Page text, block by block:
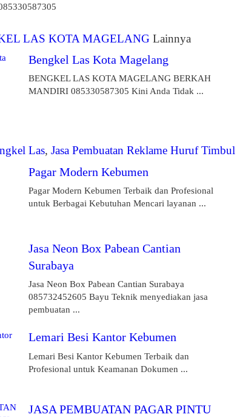
LAS KOTA MAGELANG Lainnya
Bengkel Las Kota Magelang
BENGKEL LAS KOTA MAGELANG BERKAH
MANDIRI 085330587305 Kini Anda Tidak ...
Las, Jasa Pembuatan Reklame Huruf
Pagar Modern Kebumen
Pagar Modern Kebumen Terbaik dan Profesional
untuk Berbagai Kebutuhan Mencari layanan ...
Jasa Neon Box Pabean Cantian
Surabaya
Jasa Neon Box Pabean Cantian Surabaya
085732452605 Bayu Teknik menyediakan jasa
pembuatan ...
Lemari Besi Kantor Kebumen
Lemari Besi Kantor Kebumen Terbaik dan
Profesional untuk Keamanan Dokumen ...
JASA PEMBUATAN PAGAR PINTU